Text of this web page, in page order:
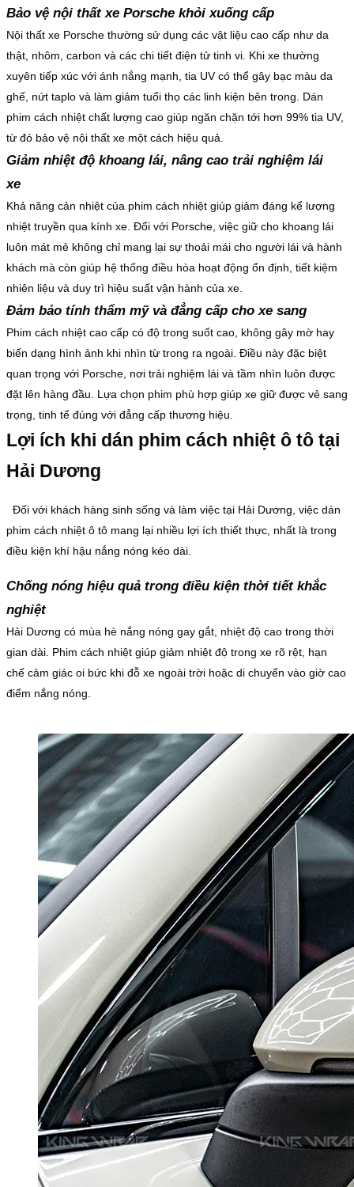
Bảo vệ nội thất xe Porsche khỏi xuống cấp
Nội thất xe Porsche thường sử dụng các vật liệu cao cấp như da
thật, nhôm, carbon và các chi tiết điện tử tinh vi. Khi xe thường
xuyên tiếp xúc với ánh nắng mạnh, tia UV có thể gây bạc màu da
ghế, nứt taplo và làm giảm tuổi thọ các linh kiện bên trong. Dán
phim cách nhiệt chất lượng cao giúp ngăn chặn tới hơn 99% tia UV,
từ đó bảo vệ nội thất xe một cách hiệu quả.
Giảm nhiệt độ khoang lái, nâng cao trải nghiệm lái
xe
Khả năng cản nhiệt của phim cách nhiệt giúp giảm đáng kể lượng
nhiệt truyền qua kính xe. Đối với Porsche, việc giữ cho khoang lái
luôn mát mẻ không chỉ mang lại sự thoải mái cho người lái và hành
khách mà còn giúp hệ thống điều hòa hoạt động ổn định, tiết kiệm
nhiên liệu và duy trì hiệu suất vận hành của xe.
Đảm bảo tính thẩm mỹ và đẳng cấp cho xe sang
Phim cách nhiệt cao cấp có độ trong suốt cao, không gây mờ hay
biến dạng hình ảnh khi nhìn từ trong ra ngoài. Điều này đặc biệt
quan trọng với Porsche, nơi trải nghiệm lái và tầm nhìn luôn được
đặt lên hàng đầu. Lựa chọn phim phù hợp giúp xe giữ được vẻ sang
trọng, tinh tế đúng với đẳng cấp thương hiệu.
Lợi ích khi dán phim cách nhiệt ô tô tại
Hải Dương
Đối với khách hàng sinh sống và làm việc tại Hải Dương, việc dán
phim cách nhiệt ô tô mang lại nhiều lợi ích thiết thực, nhất là trong
điều kiện khí hậu nắng nóng kéo dài.
Chống nóng hiệu quả trong điều kiện thời tiết khắc
nghiệt
Hải Dương có mùa hè nắng nóng gay gắt, nhiệt độ cao trong thời
gian dài. Phim cách nhiệt giúp giảm nhiệt độ trong xe rõ rệt, hạn
chế cảm giác oi bức khi đỗ xe ngoài trời hoặc di chuyển vào giờ cao
điểm nắng nóng.